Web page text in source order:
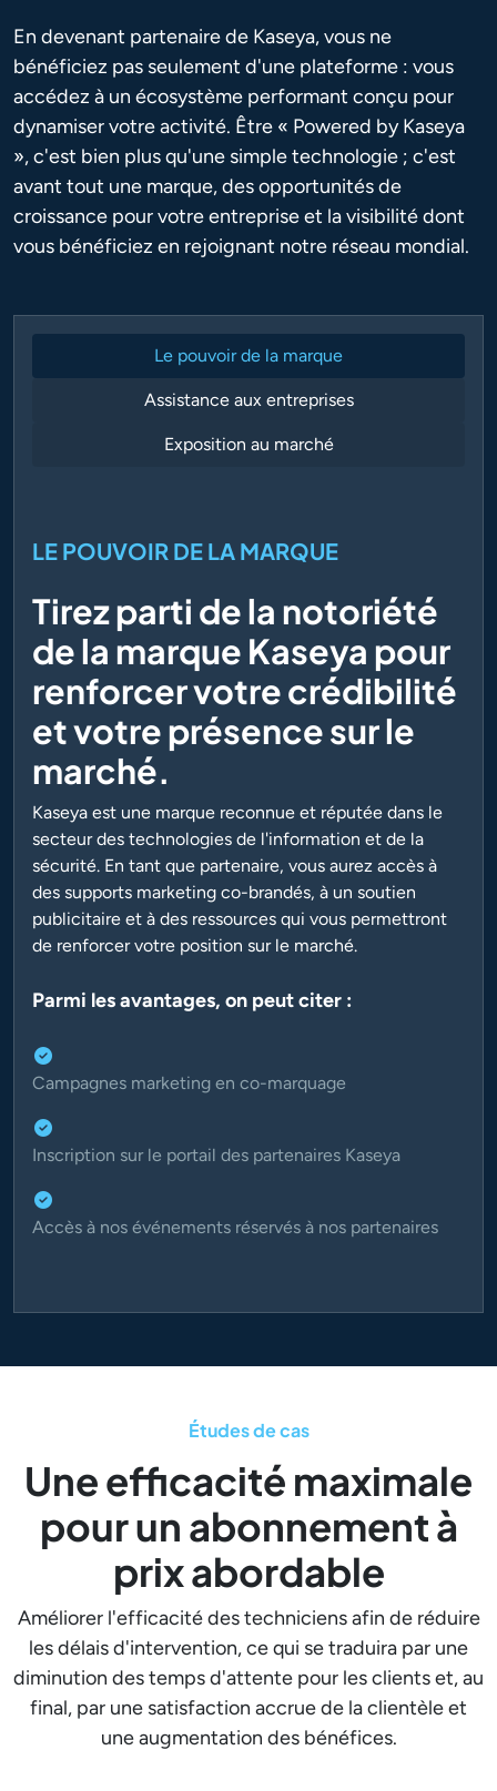
En devenant partenaire de Kaseya, vous ne
bénéficiez pas seulement d'une plateforme : vous
accédez à un écosystème performant conçu pour
dynamiser votre activité. Être « Powered by Kaseya
», c'est bien plus qu'une simple technologie ; c'est
avant tout une marque, des opportunités de
croissance pour votre entreprise et la visibilité dont
vous bénéficiez en rejoignant notre réseau mondial.
Le pouvoir de la marque
Assistance aux entreprises
Exposition au marché
LE POUVOIR DE LA MARQUE
Tirez parti de la notoriété
de la marque Kaseya pour
renforcer votre crédibilité
et votre présence sur le
marché.
Kaseya est une marque reconnue et réputée dans le
secteur des technologies de l'information et de la
sécurité. En tant que partenaire, vous aurez accès à
des supports marketing co-brandés, à un soutien
publicitaire et à des ressources qui vous permettront
de renforcer votre position sur le marché.
Parmi les avantages, on peut citer :
Campagnes marketing en co-marquage
Inscription sur le portail des partenaires Kaseya
Accès à nos événements réservés à nos partenaires
Études de cas
Une efficacité maximale
pour un abonnement à
prix abordable
Améliorer l'efficacité des techniciens afin de réduire
les délais d'intervention, ce qui se traduira par une
diminution des temps d'attente pour les clients et, au
final, par une satisfaction accrue de la clientèle et
une augmentation des bénéfices.